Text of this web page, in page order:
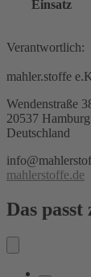
Einsatz
Verantwortlich:
mahler.stoffe
Wendenstraße
20537 Hamburg
Deutschland
mahlerstoffe.de
Das